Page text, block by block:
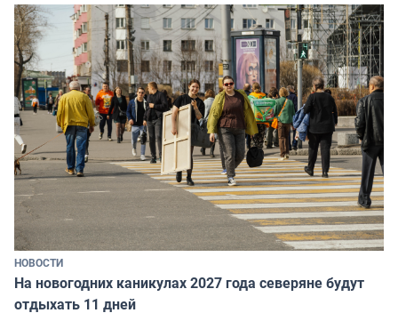
НОВОСТИ
На новогодних каникулах 2027 года северяне будут
отдыхать 11 дней